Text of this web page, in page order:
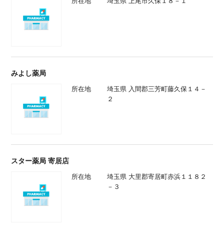
みよし薬局
所在地
埼玉県 入間郡三芳町藤久保１４－
２
スター薬局 寄居店
所在地
埼玉県 大里郡寄居町赤浜１１８２
－３